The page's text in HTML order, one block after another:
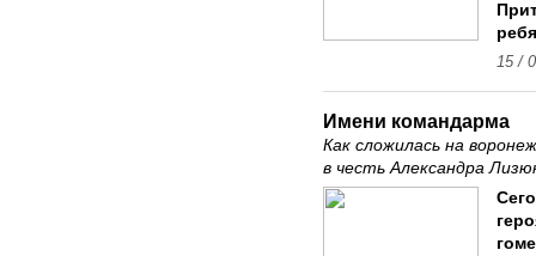
15 /
Имени командарма
Как сложилась на
в честь Александра